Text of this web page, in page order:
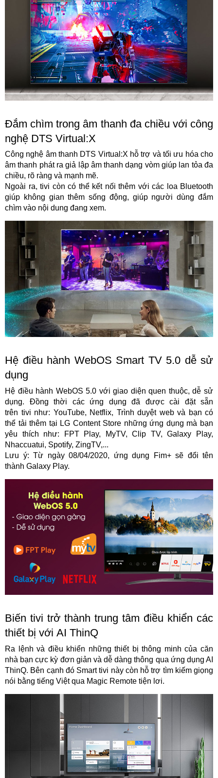
Đắm chìm trong âm thanh đa chiều với công
nghệ DTS Virtual:X
Công nghệ âm thanh DTS Virtual:X hỗ trợ và tối ưu hóa cho
âm thanh phát ra giả lập âm thanh dạng vòm giúp lan tỏa đa
chiều, rõ ràng và mạnh mẽ.
Ngoài ra, tivi còn có thể kết nối thêm với các loa Bluetooth
giúp không gian thêm sống động, giúp người dùng đắm
chìm vào nội dung đang xem.
Hệ điều hành WebOS Smart TV 5.0 dễ sử
dụng
Hệ điều hành WebOS 5.0 với giao diện quen thuộc, dễ sử
dụng. Đồng thời các ứng dụng đã được cài đặt sẵn
trên tivi như: YouTube, Netflix, Trình duyệt web và bạn có
thể tải thêm tại LG Content Store những ứng dụng mà bạn
yêu thích như: FPT Play, MyTV, Clip TV, Galaxy Play,
Nhaccuatui, Spotify, ZingTV,...
Lưu ý: Từ ngày 08/04/2020, ứng dụng Fim+ sẽ đổi tên
thành Galaxy Play.
Biến tivi trở thành trung tâm điều khiển các
thiết bị với AI ThinQ
Ra lệnh và điều khiển những thiết bị thông minh của căn
nhà bạn cực kỳ đơn giản và dễ dàng thông qua ứng dụng AI
ThinQ. Bên cạnh đó Smart tivi này còn hỗ trợ tìm kiếm giọng
nói bằng tiếng Việt qua Magic Remote tiện lơi.